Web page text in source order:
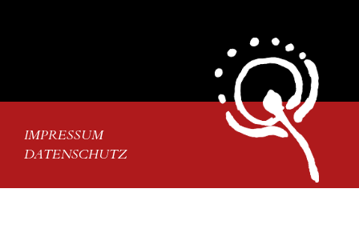
IMPRESSUM
DATENSCHUTZ